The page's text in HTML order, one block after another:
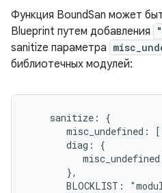
Функция BoundSan может
Blueprint путем добавления
sanitize параметра
библиотечных модулей:
    sanitize: {
misc_undefined:
       diag: {
       },
BLOCKLIST: